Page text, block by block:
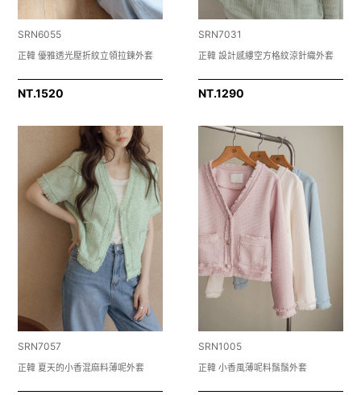
SRN6055
正韓 優雅透光壓折紋立領拉鍊外套
NT.1520
SRN7031
正韓 設計感縷空方格紋涼針織外套
NT.1290
SRN7057
正韓 夏天的小香混麻料薄呢外套
SRN1005
正韓 小香風薄呢料鬚鬚外套